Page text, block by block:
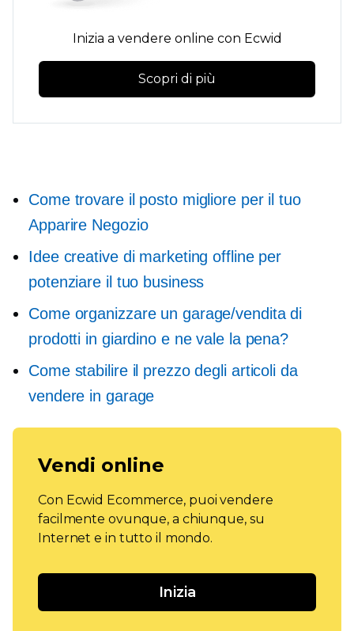
Inizia a vendere online con Ecwid
Scopri di più
Come trovare il posto migliore per il tuo
Apparire Negozio
Idee creative di marketing offline per
potenziare il tuo business
Come organizzare un garage/vendita di
prodotti in giardino e ne vale la pena?
Come stabilire il prezzo degli articoli da
vendere in garage
Vendi online
Con Ecwid Ecommerce, puoi vendere
facilmente ovunque, a chiunque, su
Internet e in tutto il mondo.
Inizia